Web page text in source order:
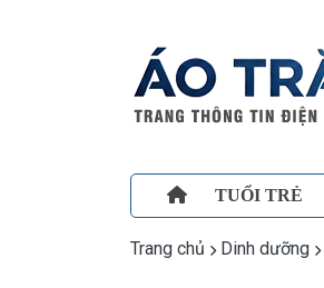
TUỔI TRẺ
Trang chủ Dinh dưỡng